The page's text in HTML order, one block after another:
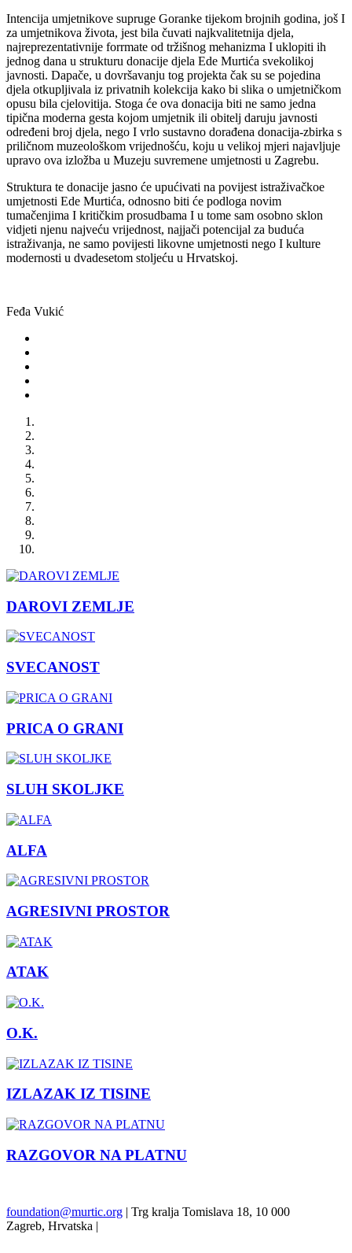
Intencija umjetnikove supruge Goranke tijekom brojnih godina, još I
za umjetnikova života, jest bila čuvati najkvalitetnija djela,
najreprezentativnije forrmate od tržišnog mehanizma I uklopiti ih
jednog dana u strukturu donacije djela Ede Murtića svekolikoj
javnosti. Dapače, u dovršavanju tog projekta čak su se pojedina
djela otkupljivala iz privatnih kolekcija kako bi slika o umjetničkom
opusu bila cjelovitija. Stoga će ova donacija biti ne samo jedna
tipična moderna gesta kojom umjetnik ili obitelj daruju javnosti
određeni broj djela, nego I vrlo sustavno dorađena donacija-zbirka s
priličnom muzeološkom vrijednošću, koju u velikoj mjeri najavljuje
upravo ova izložba u Muzeju suvremene umjetnosti u Zagrebu.
Struktura te donacije jasno će upućivati na povijest istraživačkoe
umjetnosti Ede Murtića, odnosno biti će podloga novim
tumačenjima I kritičkim prosudbama I u tome sam osobno sklon
vidjeti njenu najveću vrijednost, najjači potencijal za buduća
istraživanja, ne samo povijesti likovne umjetnosti nego I kulture
modernosti u dvadesetom stoljeću u Hrvatskoj.
Feđa Vukić
DAROVI ZEMLJE
SVECANOST
PRICA O GRANI
SLUH SKOLJKE
ALFA
AGRESIVNI PROSTOR
ATAK
O.K.
IZLAZAK IZ TISINE
RAZGOVOR NA PLATNU
foundation@murtic.org | Trg kralja Tomislava 18, 10 000
Zagreb, Hrvatska |